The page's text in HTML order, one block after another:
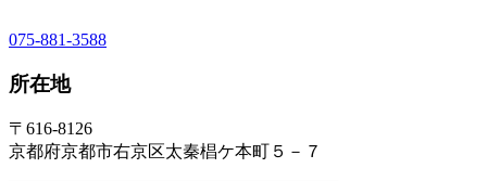
075-881-3588
所在地
〒616-8126
京都府京都市右京区太秦椙ケ本町５－７